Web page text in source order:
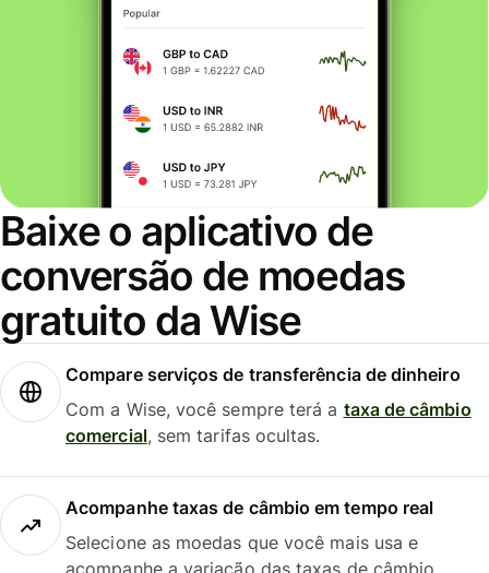
Baixe o aplicativo de
conversão de moedas
gratuito da Wise
Compare serviços de transferência de dinheiro
Com a Wise, você sempre terá a taxa de câmbio
comercial, sem tarifas ocultas.
Acompanhe taxas de câmbio em tempo real
Selecione as moedas que você mais usa e